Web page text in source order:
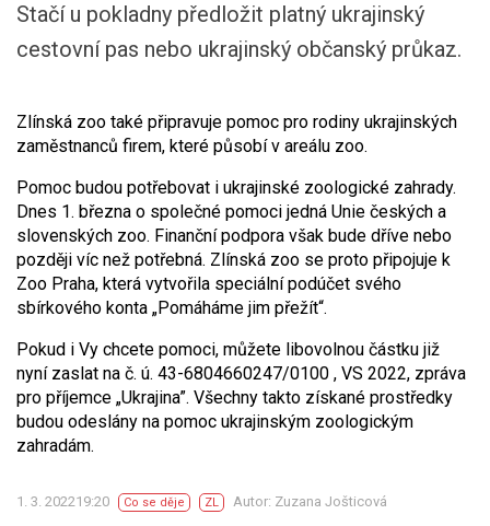
Stačí u pokladny předložit platný ukrajinský
cestovní pas nebo ukrajinský občanský průkaz.
Zlínská zoo také připravuje pomoc pro rodiny ukrajinských
zaměstnanců firem, které působí v areálu zoo.
Pomoc budou potřebovat i ukrajinské zoologické zahrady.
Dnes 1. března o společné pomoci jedná Unie českých a
slovenských zoo. Finanční podpora však bude dříve nebo
později víc než potřebná. Zlínská zoo se proto připojuje k
Zoo Praha, která vytvořila speciální podúčet svého
sbírkového konta „Pomáháme jim přežít“.
Pokud i Vy chcete pomoci, můžete libovolnou částku již
nyní zaslat na č. ú. 43-6804660247/0100 , VS 2022, zpráva
pro příjemce „Ukrajina”. Všechny takto získané prostředky
budou odeslány na pomoc ukrajinským zoologickým
zahradám.
1. 3. 202219:20 Co se děje ZL Autor: Zuzana Jošticová